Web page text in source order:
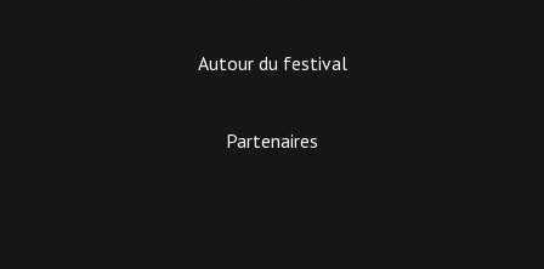
Autour du festival
Partenaires